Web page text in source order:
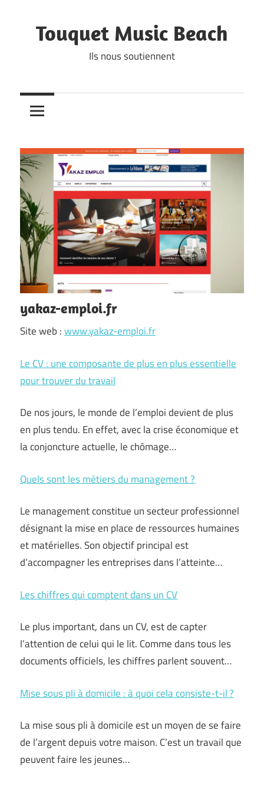
content
Touquet Music Beach
Ils nous soutiennent
yakaz-emploi.fr
Site web :www.yakaz-emploi.fr
Le CV : une composante de plus en plus essentielle
pour trouver du travail
De nos jours, le monde de l’emploi devient de plus
en plus tendu. En effet, avec la crise économique et
la conjoncture actuelle, le chômage…
Quels sont les métiers du management ?
Le management constitue un secteur professionnel
désignant la mise en place de ressources humaines
et matérielles. Son objectif principal est
d’accompagner les entreprises dans l’atteinte…
Les chiffres qui comptent dans un CV
Le plus important, dans un CV, est de capter
l’attention de celui qui le lit. Comme dans tous les
documents officiels, les chiffres parlent souvent…
Mise sous pli à domicile : à quoi cela consiste-t-il ?
La mise sous pli à domicile est un moyen de se faire
de l’argent depuis votre maison. C’est un travail que
peuvent faire les jeunes…